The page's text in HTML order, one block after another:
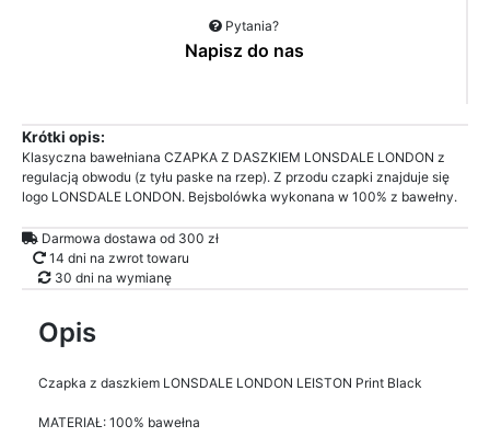
Pytania?
Napisz do nas
Krótki opis:
Klasyczna bawełniana CZAPKA Z DASZKIEM LONSDALE LONDON z
regulacją obwodu (z tyłu paske na rzep). Z przodu czapki znajduje się
logo LONSDALE LONDON. Bejsbolówka wykonana w 100% z bawełny.
Darmowa dostawa od 300 zł
14 dni na zwrot towaru
30 dni na wymianę
Opis
Czapka z daszkiem LONSDALE LONDON LEISTON Print Black
MATERIAŁ: 100% bawełna